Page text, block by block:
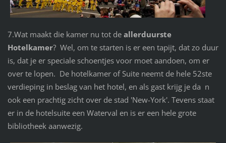
7.Wat maakt die kamer nu tot de allerduurste
Hotelkamer? Wel, om te starten is er een tapijt, dat zo duur
is, dat je er speciale schoentjes voor moet aandoen, om er
over te lopen. De hotelkamer of Suite neemt de hele 52ste
verdieping in beslag van het hotel, en als gast krijg je da n
ook een prachtig zicht over de stad 'New-York'. Tevens staat
er in de hotelsuite een Waterval en is er een hele grote
bibliotheek aanwezig.